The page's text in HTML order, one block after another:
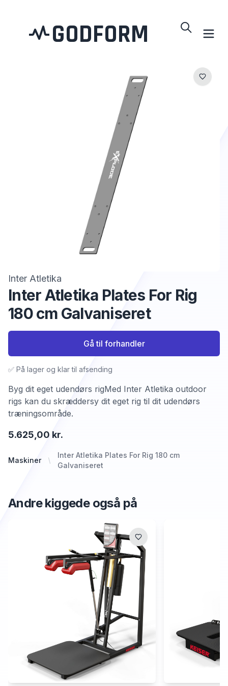
GODFORM
Inter Atletika
Inter Atletika Plates For Rig
180 cm Galvaniseret
Maskiner
Inter Atletika Plates For Rig 180 cm
Galvaniseret
5.625,00 kr.
Byg dit eget udendørs rigMed Inter Atletika outdoor
rigs kan du skræddersy dit eget rig til dit udendørs
træningsområde.
✅ På lager og klar til afsending
Gå til forhandler
Andre kiggede også på